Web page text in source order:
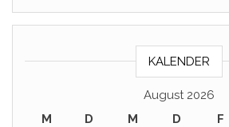
KALENDER
August 2026
M
D M D F